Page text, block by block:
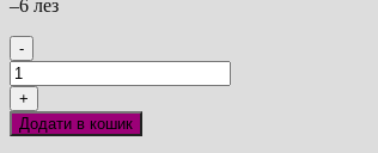
–6 лез
-
Panasonic
ES-
L650U-
K
+
Додати в кошик